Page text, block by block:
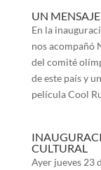
UN
En la
nos acompañó
del comité
de este país y
película Cool
CULTURAL
Ayer jueves 23